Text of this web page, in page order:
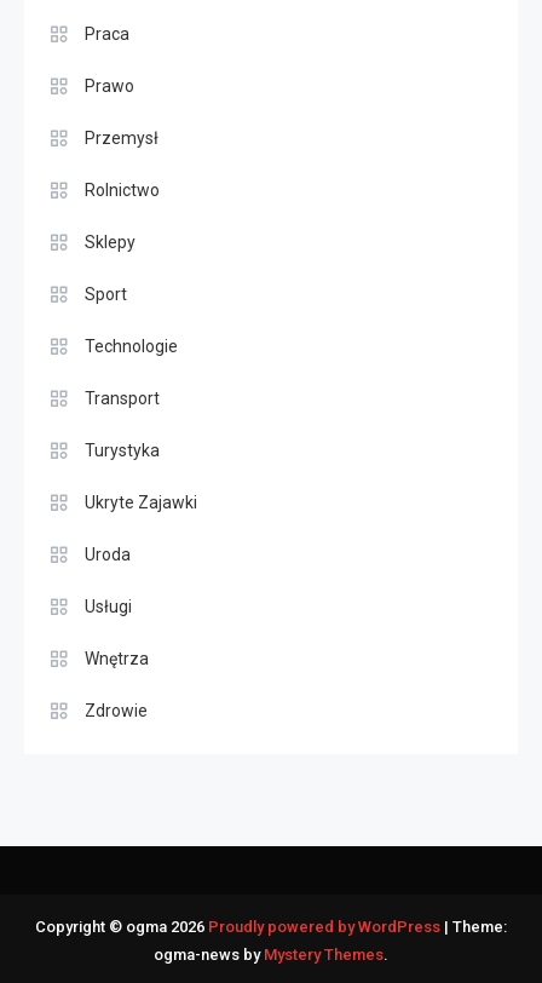
Praca
Prawo
Przemysł
Rolnictwo
Sklepy
Sport
Technologie
Transport
Turystyka
Ukryte Zajawki
Uroda
Usługi
Wnętrza
Zdrowie
Copyright © ogma 2026 Proudly powered by WordPress | Theme:
ogma-news by Mystery Themes.